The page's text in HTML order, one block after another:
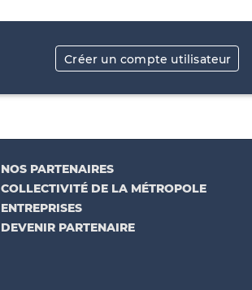
Créer un compte utilisateur
NOS PARTENAIRES
COLLECTIVITÉ DE LA MÉTROPOLE
ENTREPRISES
DEVENIR PARTENAIRE